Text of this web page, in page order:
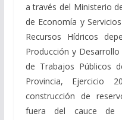
a través del Ministerio
de Economía y
Recursos Hídricos
Producción y
de Trabajos Públicos
Provincia, Ejercicio
construcción de
fuera del cauce de